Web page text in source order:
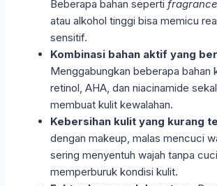
Beberapa bahan seperti fragrance
atau alkohol tinggi bisa memicu
sensitif.
Kombinasi bahan aktif yang
Menggabungkan beberapa bahan
retinol, AHA, dan niacinamide
membuat kulit kewalahan.
Kebersihan kulit yang kurang
dengan makeup, malas mencuci
sering menyentuh wajah tanpa
memperburuk kondisi kulit.